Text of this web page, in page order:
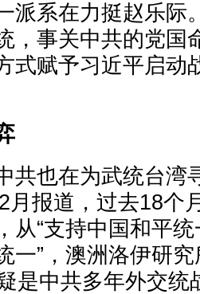
派系在力挺赵乐际
，事关中共的党国
式赋予习近平启动
共也在为武统台湾
月报道，过去18个
从“支持中国和平统
一”，澳洲洛伊研
是中共多年外交统